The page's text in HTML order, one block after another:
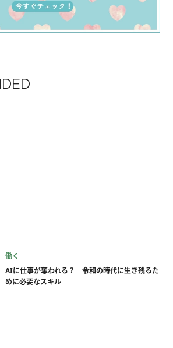
働く
AIに仕事が奪われる？ 令和の時代に生き残るた
めに必要なスキル